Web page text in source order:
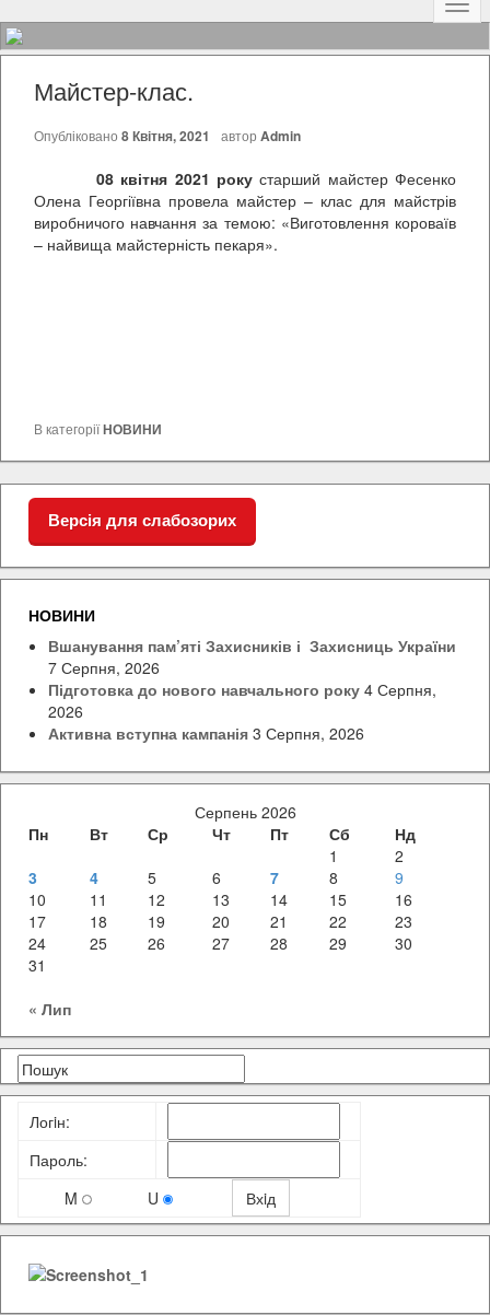
Майстер-клас.
Опубліковано 8 Квітня, 2021 автор Admin
08 квітня 2021 рокустарший майстер Фесенко
Олена Георгіївна провела майстер – клас для майстрів
виробничого навчання за темою: «Виготовлення короваїв
– найвища майстерність пекаря».
В категоріїНОВИНИ
Версія для слабозорих
НОВИНИ
Вшанування пам’яті Захисників і Захисниць України
7 Серпня, 2026
Підготовка до нового навчального року 4 Серпня,
2026
Активна вступна кампанія 3 Серпня, 2026
Серпень 2026
Пн
Вт Ср Чт Пт Сб
Нд
1
2
3
4 5 6 7 8
9
10
11 12 13 14 15
16
17
18 19 20 21 22
23
24
25 26 27 28 29
30
31
« Лип
Логiн:
Пароль:
M
U